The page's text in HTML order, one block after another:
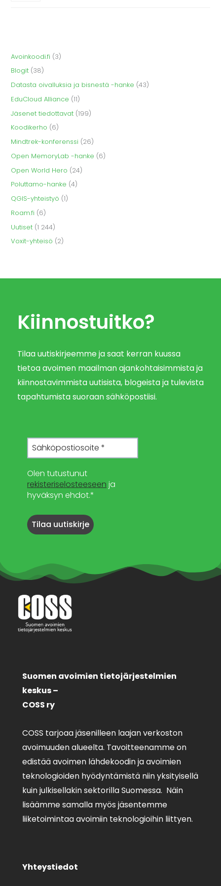
Avoinkoodi.fi (3)
Blogit (38)
Datasta oivalluksia ja bisnestä -hanke (43)
EduCloud Alliance (11)
Jäsenet tiedottavat (199)
Koodikerho (6)
Mindtrek-konferenssi (26)
Open MemoryLab -hanke (6)
Open World Hero (24)
Poluttamo-hanke (4)
QGIS-yhteistyö (1)
Roam.fi (6)
Uutiset (1 244)
Voxit-yhteisö (2)
Kiinnostuitko?
Tilaa uutiskirjeemme ja saat kerran kuussa
tietoa avoimen maailman ajankohtaisimmista ja
kiinnostavimmista uutisista, blogeista ja tulevista
tapahtumista suoraan sähköpostiisi.
Olen tutustunut
rekisteriselosteeseen ja
hyväksyn ehdot.*
Suomen avoimien tietojärjestelmien
keskus –
COSS ry
COSS tarjoaa jäsenilleen laajan verkoston
avoimuuden alueelta. Tavoitteenamme on
edistää avoimen lähdekoodin ja avoimien
teknologioiden hyödyntämistä niin yksityisellä
kuin julkisellakin sektorilla Suomessa. Näin
lisäämme samalla myös jäsentemme
liiketoimintaa avoimiin teknologioihin liittyen.
Yhteystiedot